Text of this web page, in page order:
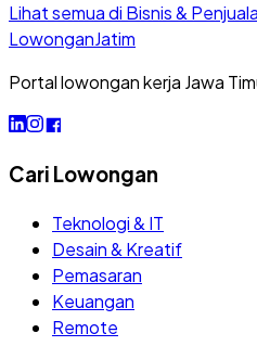
Lihat semua di Bisnis &
LowonganJatim
Portal lowongan kerja Jawa
Cari Lowongan
Teknologi & IT
Desain & Kreatif
Pemasaran
Keuangan
Remote